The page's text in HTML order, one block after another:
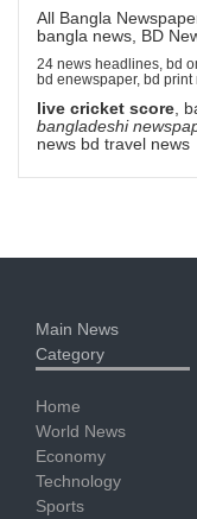
All Bangla
bangla news, BD
24 news headlines, bd
bd enewspaper, bd
live cricket score,
bangladeshi
news bd travel
Main News
Category
Home
World News
Economy
Technology
Sports